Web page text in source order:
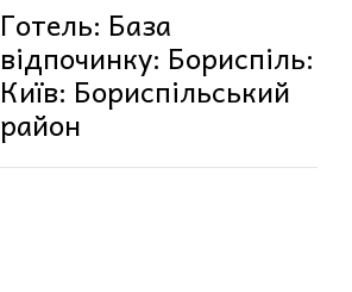
Готель: База
відпочинку: Бориспіль:
Київ: Бориспільський
район